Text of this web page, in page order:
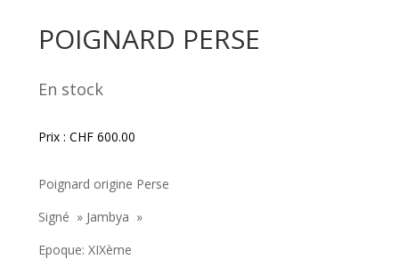
POIGNARD PERSE
En stock
Prix : CHF600.00
Poignard origine Perse
Signé » Jambya »
Epoque: XIXème